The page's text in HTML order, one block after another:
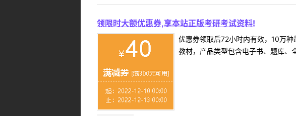
领限时大额优惠券,享本站正版考研考试资料!
优惠券领取后72小时内有效，10万
教材，产品类型包含电子书、题库、